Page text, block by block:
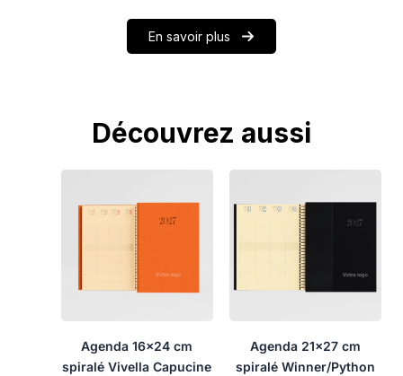
En savoir plus
Découvrez aussi
Agenda 16×24 cm
spiralé Vivella Capucine
Agenda 21×27 cm
spiralé Winner/Python